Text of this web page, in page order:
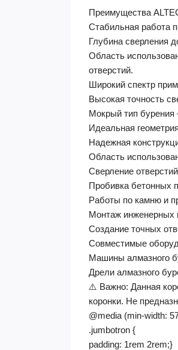
Преимущества
Стабильная работа
Глубина сверления
Область
отверстий.
Широкий спектр
Высокая точность
Мокрый тип бурения
Идеальная
Надежная
Область
Сверление
Пробивка бетонных
Работы по камню и
Монтаж инженерных
Создание точных
Совместимые
Машины алмазного
Дрели алмазного
⚠️ Важно: Данная
коронки. Не
@media (min-width:
.jumbotron {
padding: 1rem 2rem;}